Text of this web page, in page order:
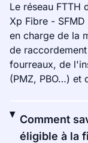
Le réseau FTTH
Xp Fibre -
en charge de la
de
fourreaux, de
(PMZ, PBO…) et
Comment
éligible à la